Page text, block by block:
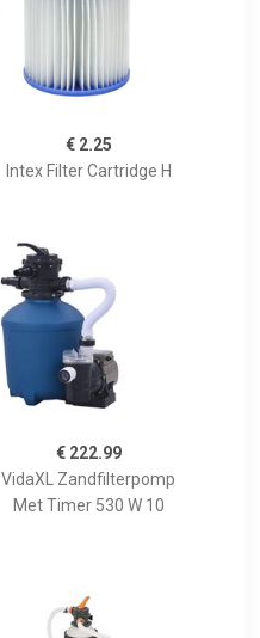
€ 2.25
Intex Filter Cartridge H
€ 222.99
VidaXL Zandfilterpomp
Met Timer 530 W 10